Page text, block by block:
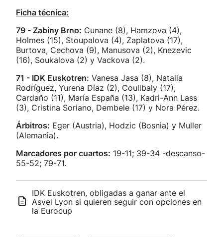
Ficha técnica:
79 - Zabiny Brno: Cunane (8), Hamzova (4),
Holmes (15), Stoupalova (4), Zaplatova (17),
Burtova, Cechova (9), Manusova (2), Knezevic
(16), Soukalova (2) y Vackova (2).
71 - IDK Euskotren: Vanesa Jasa (8), Natalia
Rodríguez, Yurena Díaz (2), Coulibaly (17),
Cardaño (11), María España (13), Kadri-Ann Lass
(3), Cristina Soriano, Dembele (17) y Nora Pérez.
Árbitros: Eger (Austria), Hodzic (Bosnia) y Muller
(Alemania).
Marcadores por cuartos: 19-11; 39-34 -descanso-
55-52; 79-71.
IDK Euskotren, obligadas a ganar ante el
Asvel Lyon si quieren seguir con opciones en
la Eurocup